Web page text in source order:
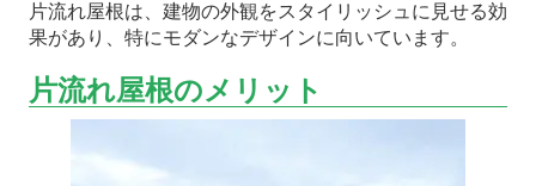
片流れ屋根は、建物の外観をスタイリッシュに見せる効
果があり、特にモダンなデザインに向いています。
片流れ屋根のメリット